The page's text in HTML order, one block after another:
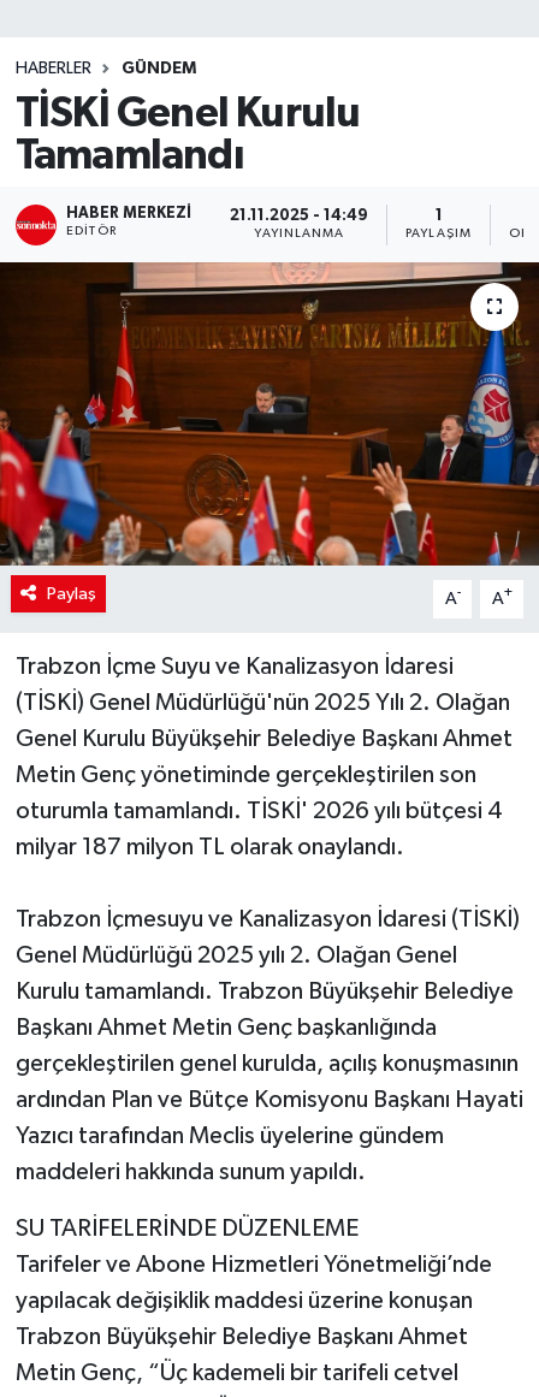
HABERLER GÜNDEM
TİSKİ Genel Kurulu
Tamamlandı
HABER MERKEZI
EDITÖR
21.11.2025 - 14:49
YAYINLANMA PAYLAŞIM
Paylaş A- A+
Trabzon İçme Suyu ve Kanalizasyon İdaresi
(TİSKİ) Genel Müdürlüğü'nün 2025 Yılı 2. Olağan
Genel Kurulu Büyükşehir Belediye Başkanı Ahmet
Metin Genç yönetiminde gerçekleştirilen son
oturumla tamamlandı. TİSKİ' 2026 yılı bütçesi 4
milyar 187 milyon TL olarak onaylandı.
Trabzon İçmesuyu ve Kanalizasyon İdaresi (TİSKİ)
Genel Müdürlüğü 2025 yılı 2. Olağan Genel
Kurulu tamamlandı. Trabzon Büyükşehir Belediye
Başkanı Ahmet Metin Genç başkanlığında
gerçekleştirilen genel kurulda, açılış konuşmasının
ardından Plan ve Bütçe Komisyonu Başkanı Hayati
Yazıcı tarafından Meclis üyelerine gündem
maddeleri hakkında sunum yapıldı.
SU TARİFELERİNDE DÜZENLEME
Tarifeler ve Abone Hizmetleri Yönetmeliği’nde
yapılacak değişiklik maddesi üzerine konuşan
Trabzon Büyükşehir Belediye Başkanı Ahmet
Metin Genç, “Üç kademeli bir tarifeli cetvel
Teknoloji
TRABZON
TRABZONSPOR
Yaşam